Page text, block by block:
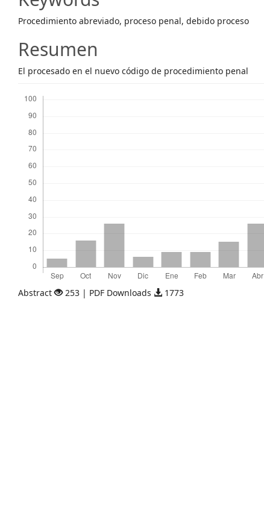
Content
Procedimiento abreviado, proceso penal, debido proceso
Resumen
El procesado en el nuevo código de procedimiento penal
Abstract 253 | PDF Downloads 1773